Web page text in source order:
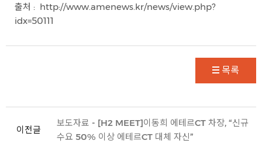
출처 : http://www.amenews.kr/news/view.php?
idx=50111
목록
이전글
보도자료 - [H2 MEET]이동희 에테르CT 차장, “신규
수요 50% 이상 에테르CT 대체 자신”